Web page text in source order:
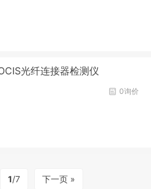
光纤连接器检测仪
0询价
1/7 下一页 »